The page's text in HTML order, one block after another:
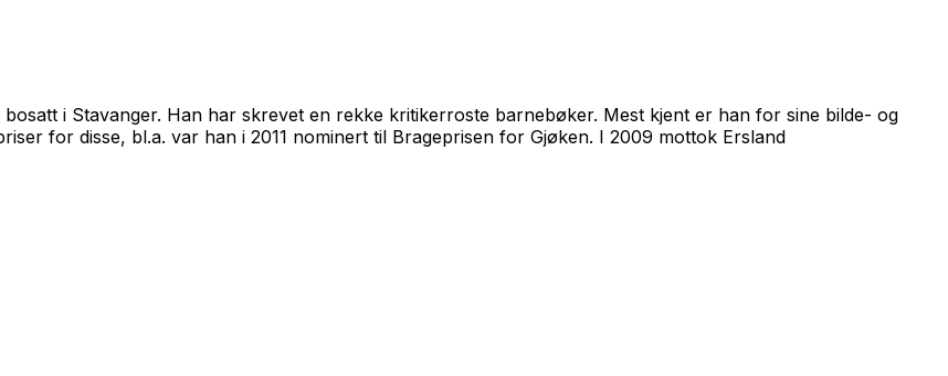
i Stavanger. Han har skrevet en rekke kritikerroste barnebøker. Mest kjent er han for sine bilde- og
for disse, bl.a. var han i 2011 nominert til Brageprisen for Gjøken. I 2009 mottok Ersland